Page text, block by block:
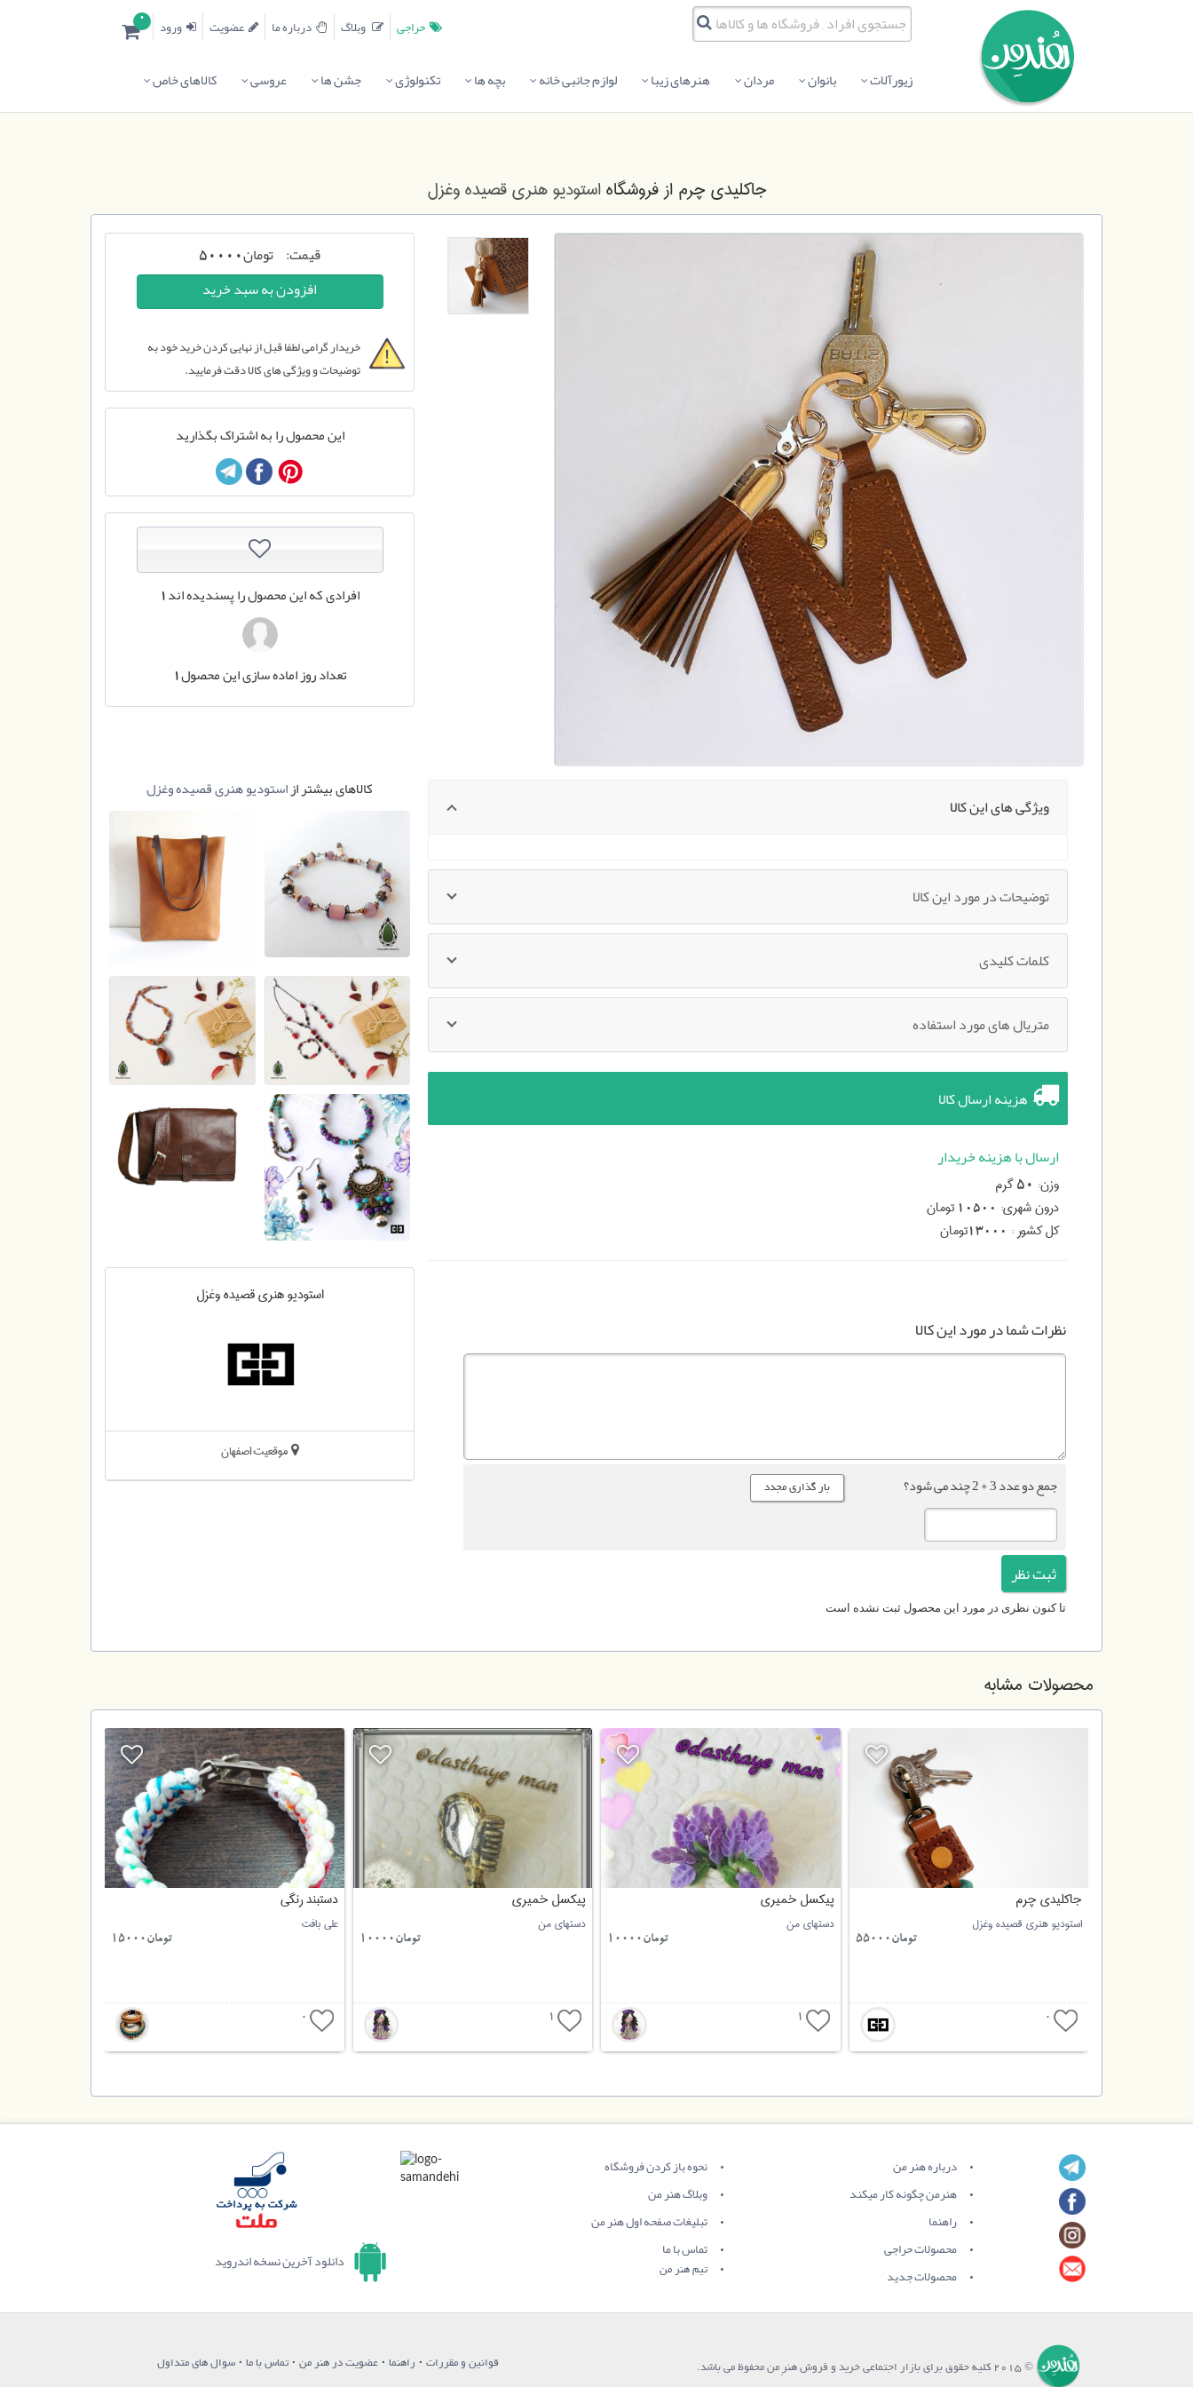
0 ورود عضویت درباره ما حراجی
زیورآلات بانوان مردان هنرهای زیبا لوازم جانبی خانه بچه ها تکنولوژی جشن ها عروسی کالاهای خاص
جاکلیدی چرماز فروشگاهاستودیو هنری قصیده وغزل
قیمت: تومان50000
خریدار گرامی لطفا قبل از نهایی کردن خرید خود به
توضیحات و ویژگی های کالا دقت فرمایید.
این محصول را به اشتراک بگذارید
1 افرادی که این محصول را پسندیده اند
تعداد روز اماده سازی این محصول1
ویژگی های این کالا
توضیحات در مورد این کالا
کلمات کلیدی
متریال های مورد استفاده
هزینه ارسال کالا
ارسال با هزینه خریدار
وزن:
گرم
درون شهری: 10500 تومان
کل کشور : 13000تومان
نظرات شما در مورد این کالا
جمع دو عدد 3 + 2 چند می شود؟
تا کنون نظری در مورد این محصول ثبت نشده است
کالاهای بیشتر ازاستودیو هنری قصیده وغزل
استودیو هنری قصیده وغزل
موقعیت:اصفهان
محصولات مشابه
دستبند رنگی
علی بافت
تومان15000
0
پیکسل خمیری
دستهای من
تومان10000
1
پیکسل خمیری
دستهای من
تومان10000
1
جاکلیدی چرم
استودیو هنری قصیده وغزل
تومان55000
0
درباره هنر من
هنرمن چگونه کار میکند
راهنما
محصولات حراجی
محصولات جدید
نحوه باز کردن فروشگاه
وبلاگ هنر من
تبلیغات صفحه اول هنر من
تماس با ما
تیم هنر من دانلود آخرین نسخه اندروید
© 2015 کلیه حقوق برای بازار اجتماعی خرید و فروش هنرِ من محفوظ می باشد. قوانین و مقررات · راهنما · عضویت در هنر من ·تماس با ما · سوال های متداول